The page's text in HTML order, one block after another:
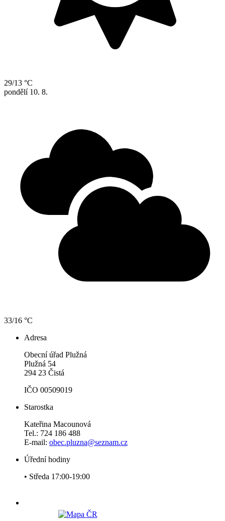
29/13 °C
pondělí 10. 8.
33/16 °C
Adresa
Obecní úřad Plužná
Plužná 54
294 23 Čistá
IČO 00509019
Starostka
Kateřina Macounová
Tel.: 724 186 488
E-mail: obec.pluzna@seznam.cz
Úřední hodiny
• Středa 17:00-19:00